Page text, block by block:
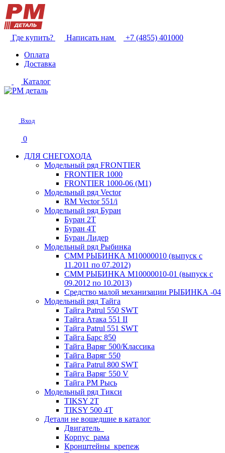
Где купить? Написать нам
+7 (4855) 401000
Оплата
Доставка
Каталог
Вход
0
ДЛЯ СНЕГОХОДА
Модельный ряд FRONTIER
FRONTIER 1000
FRONTIER 1000-06 (М1)
Модельный ряд Vector
RM Vector 551/i
Модельный ряд Буран
Буран 2Т
Буран 4Т
Буран Лидер
Модельный ряд Рыбинка
СММ РЫБИНКА M10000010 (выпуск с
11.2011 по 07.2012)
СММ РЫБИНКА M10000010-01 (выпуск с
09.2012 по 10.2013)
Средство малой механизации РЫБИНКА -04
Модельный ряд Тайга
Тайга Patrul 550 SWT
Тайга Атака 551 II
Тайга Patrul 551 SWT
Тайга Барс 850
Тайга Варяг 500/Классика
Тайга Варяг 550
Тайга Patrul 800 SWT
Тайга Варяг 550 V
Тайга РМ Рысь
Модельный ряд Тикси
TIKSY 2T
TIKSY 500 4T
Детали не вошедшие в каталог
Двигатель_
Корпус_рама
Кронштейны_крепеж